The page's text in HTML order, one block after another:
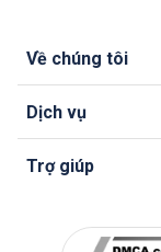
Về chúng tôi
Dịch vụ
Trợ giúp